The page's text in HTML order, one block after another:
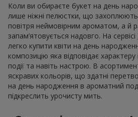
Коли ви обираєте букет на день
лише ніжні пелюстки, що
повітря неймовірним ароматом, а й
запам’ятовується надовго. На
легко купити квіти на день
композицію яка відповідає
події та навіть настрою. В
яскравих кольорів, що здатні
на день народження в ароматний
підкреслить урочисту мить.